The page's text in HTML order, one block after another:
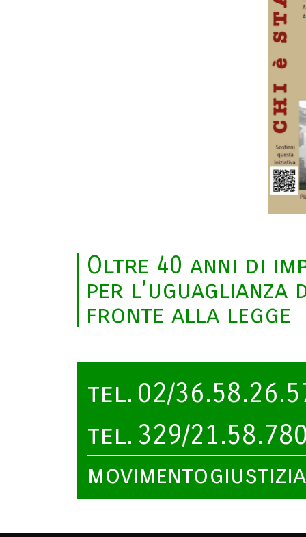
Oltre 40 anni di
per l’uguaglianza
fronte alla legge
tel. 02/
tel. 329/21.58.780